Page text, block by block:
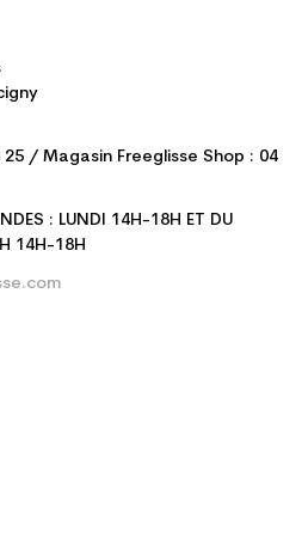
/ Magasin Freeglisse Shop : 04
: LUNDI 14H-18H ET DU
14H-18H